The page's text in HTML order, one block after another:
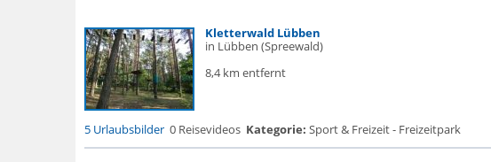
Kletterwald Lübben
in Lübben (Spreewald)
8,4 km entfernt
5 Urlaubsbilder 0 Reisevideos Kategorie: Sport & Freizeit - Freizeitpark